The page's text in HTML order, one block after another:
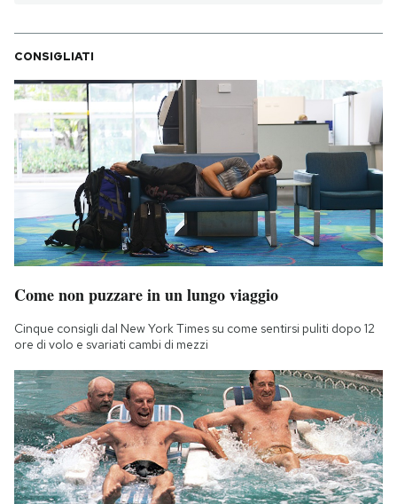
CONSIGLIATI
Come non puzzare in un lungo viaggio
Cinque consigli dal New York Times su come sentirsi puliti dopo 12
ore di volo e svariati cambi di mezzi